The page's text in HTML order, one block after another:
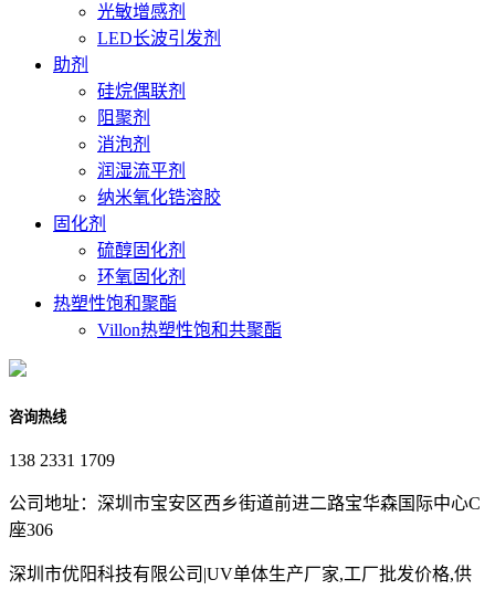
光敏增感剂
LED长波引发剂
助剂
硅烷偶联剂
阻聚剂
消泡剂
润湿流平剂
纳米氧化锆溶胶
固化剂
硫醇固化剂
环氧固化剂
热塑性饱和聚酯
Villon热塑性饱和共聚酯
咨询热线
138 2331 1709
公司地址：深圳市宝安区西乡街道前进二路宝华森国际中心C
座306
深圳市优阳科技有限公司|UV单体生产厂家,工厂批发价格,供